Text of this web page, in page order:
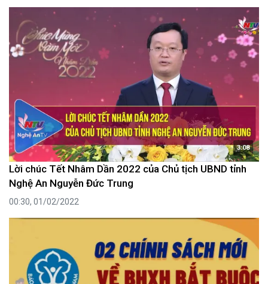
3:08
Lời chúc Tết Nhâm Dần 2022 của Chủ tịch UBND tỉnh
Nghệ An Nguyễn Đức Trung
00:30, 01/02/2022